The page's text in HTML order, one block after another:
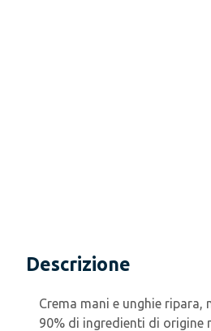
Descrizione
Crema mani e unghie ripara,
90% di ingredienti di origine